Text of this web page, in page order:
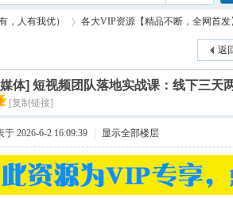
索
，人有我优）
›
各大VIP资源【精品不断，全网首发
返
体] 短视频团队落地实战课：线下三天
[复制链接]
于 2026-6-2 16:09:39 显示全部楼层